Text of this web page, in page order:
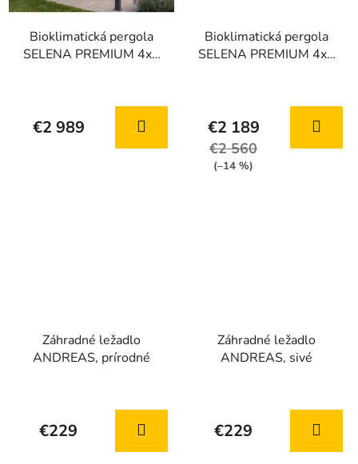
Bioklimatická pergola
SELENA PREMIUM 4x4
€2 989
Bioklimatická pergola
SELENA PREMIUM 4x3
€2 189
€2 560
(–14 %)
Záhradné ležadlo
ANDREAS, prírodné
€229
Záhradné ležadlo
ANDREAS, sivé
€229